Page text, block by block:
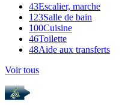
43Escalier, marche
123Salle de bain
100Cuisine
46Toilette
48Aide aux transferts
Voir tous